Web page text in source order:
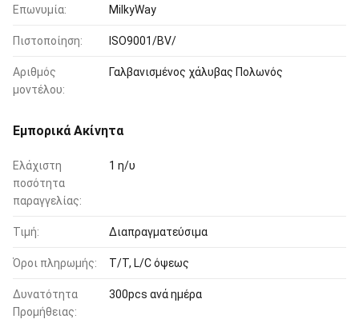
Επωνυμία: MilkyWay
Πιστοποίηση: ISO9001/BV/
Αριθμός
μοντέλου:
Γαλβανισμένος χάλυβας Πολωνός
Εμπορικά Ακίνητα
Ελάχιστη
ποσότητα
παραγγελίας:
1 η/υ
Τιμή: Διαπραγματεύσιμα
Όροι πληρωμής: T/T, L/C όψεως
Δυνατότητα
Προμήθειας:
300pcs ανά ημέρα